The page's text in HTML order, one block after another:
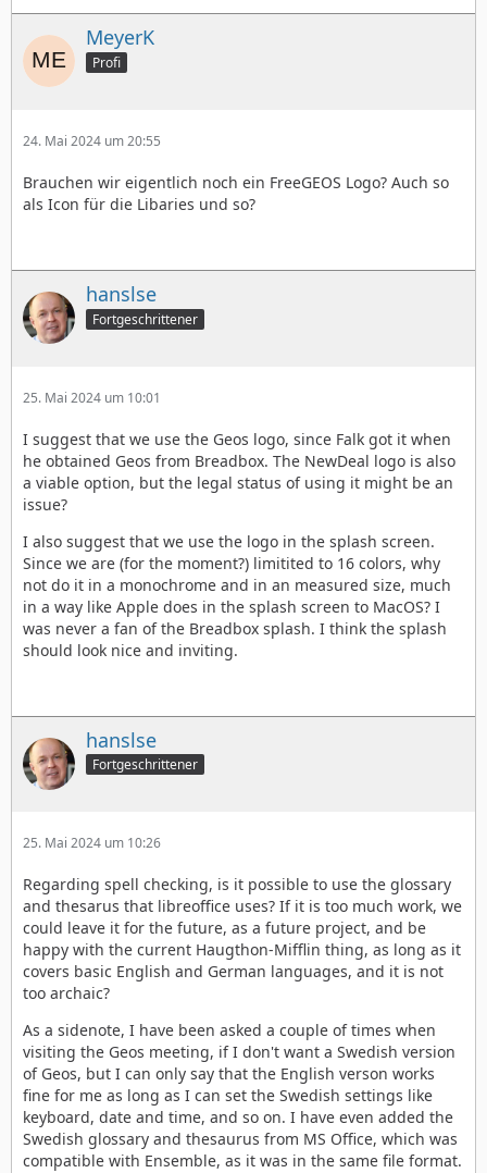
MeyerK
Profi
24. Mai 2024 um 20:55
Brauchen wir eigentlich noch ein FreeGEOS Logo? Auch so
als Icon für die Libaries und so?
hanslse
Fortgeschrittener
25. Mai 2024 um 10:01
I suggest that we use the Geos logo, since Falk got it when
he obtained Geos from Breadbox. The NewDeal logo is also
a viable option, but the legal status of using it might be an
issue?
I also suggest that we use the logo in the splash screen.
Since we are (for the moment?) limitited to 16 colors, why
not do it in a monochrome and in an measured size, much
in a way like Apple does in the splash screen to MacOS? I
was never a fan of the Breadbox splash. I think the splash
should look nice and inviting.
hanslse
Fortgeschrittener
25. Mai 2024 um 10:26
Regarding spell checking, is it possible to use the glossary
and thesarus that libreoffice uses? If it is too much work, we
could leave it for the future, as a future project, and be
happy with the current Haugthon-Mifflin thing, as long as it
covers basic English and German languages, and it is not
too archaic?
As a sidenote, I have been asked a couple of times when
visiting the Geos meeting, if I don't want a Swedish version
of Geos, but I can only say that the English verson works
fine for me as long as I can set the Swedish settings like
keyboard, date and time, and so on. I have even added the
Swedish glossary and thesaurus from MS Office, which was
compatible with Ensemble, as it was in the same file format.